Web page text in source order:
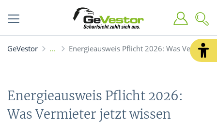
GeVestor Energieausweis Pflicht 2026: Was
Energieausweis Pflicht 2026:
Was Vermieter jetzt wissen